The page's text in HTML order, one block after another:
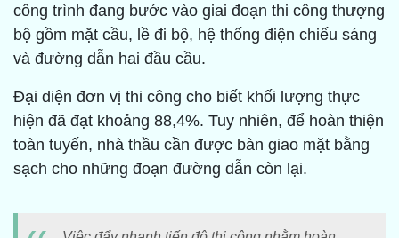
công trình đang bước vào giai đoạn thi công thượng
bộ gồm mặt cầu, lề đi bộ, hệ thống điện chiếu sáng
và đường dẫn hai đầu cầu.
Đại diện đơn vị thi công cho biết khối lượng thực
hiện đã đạt khoảng 88,4%. Tuy nhiên, để hoàn thiện
toàn tuyến, nhà thầu cần được bàn giao mặt bằng
sạch cho những đoạn đường dẫn còn lại.